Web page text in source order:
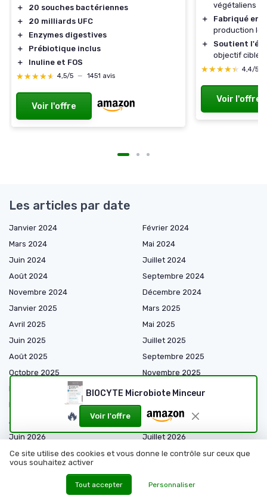
＋
20 souches bactériennes
＋
20 milliards UFC
＋
Enzymes digestives
＋
Prébiotique inclus
＋
Inuline et FOS
★★★★★
★★★★★ 4,5/5 — 1451 avis
Voir l'offre
végétaliens
＋
Fabriqué en
production
＋
Soutient
objectif ciblé
★★★★★
★★★★★ 4,4/5
Voir l'offre
BIOCYTE Microbiote Minceur
🔥 Voir l'offre
Les articles par date
Janvier 2024
Février 2024
Mars 2024
Mai 2024
Juin 2024
Juillet 2024
Août 2024
Septembre 2024
Novembre 2024
Décembre 2024
Janvier 2025
Mars 2025
Avril 2025
Mai 2025
Juin 2025
Juillet 2025
Août 2025
Septembre 2025
Octobre 2025
Novembre 2025
Décembre 2025
Janvier 2026
Février 2026
Avril 2026
Mai 2026
Juin 2026
Juillet 2026
Août 2026
Ce site utilise des cookies et vous donne le contrôle sur ceux que
vous souhaitez activer
Tout accepter Personnaliser